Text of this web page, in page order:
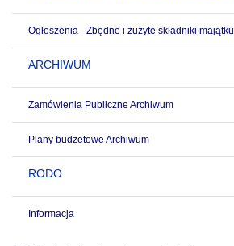
Ogłoszenia - Zbędne i zużyte składniki majątku
ARCHIWUM
Zamówienia Publiczne Archiwum
Plany budżetowe Archiwum
RODO
Informacja